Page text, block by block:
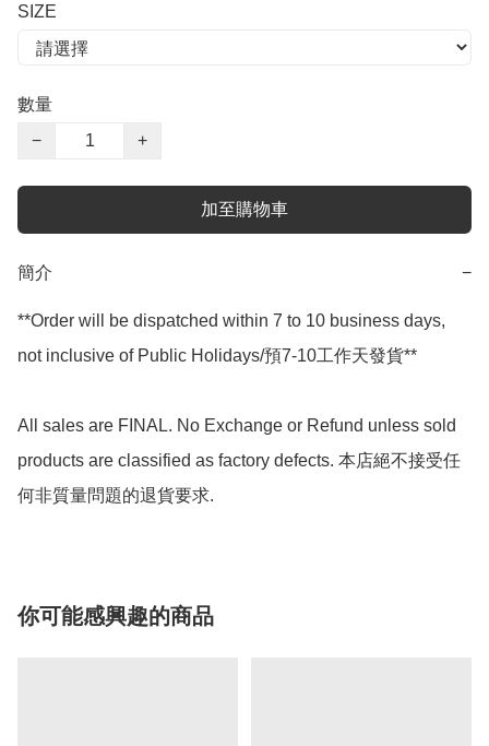
SIZE
數量
−
+
加至購物車
簡介 −
**Order will be dispatched within 7 to 10 business days,
not inclusive of Public Holidays/預7-10工作天發貨**
All sales are FINAL. No Exchange or Refund unless sold
products are classified as factory defects. 本店絕不接受任
你可能感興趣的商品